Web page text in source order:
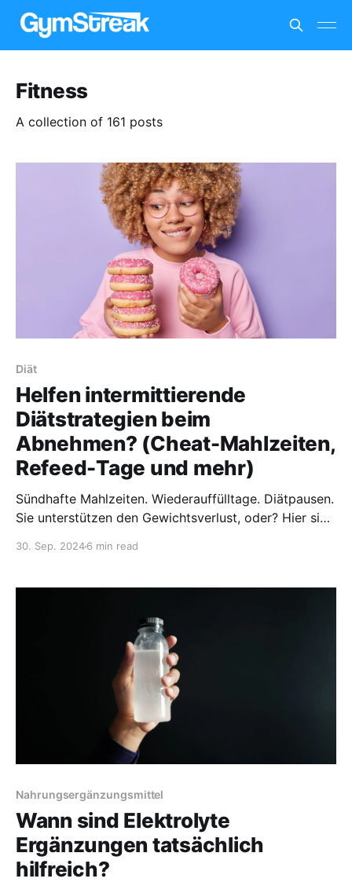
Fitness
A collection of 161 posts
Diät
Helfen intermittierende
Diätstrategien beim
Abnehmen? (Cheat-Mahlzeiten,
Refeed-Tage und mehr)
Sündhafte Mahlzeiten. Wiederauffülltage. Diätpausen.
Sie unterstützen den Gewichtsverlust, oder? Hier sind
intermittierenden Diätstrategien.
30. Sep. 20246 min read
Nahrungsergänzungsmittel
Wann sind Elektrolyte
Ergänzungen tatsächlich
hilfreich?